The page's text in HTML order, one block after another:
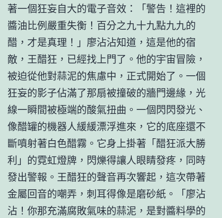
著一個狂妄自大的電子音效：「警告！這裡的
醬油比例嚴重失衡！百分之九十九點九九的
醋，才是真理！」廖沾沾知道，這是他的宿
敵，王醋狂，已經找上門了。他的宇宙冒險，
被迫從他對蒜泥的焦慮中，正式開始了。一個
狂妄的影子佔滿了那扇被撞破的牆門邊緣，光
線一瞬間被極端的酸氣扭曲。一個閃閃發光、
像醋罐的機器人緩緩漂浮進來，它的底座還不
斷噴射著白色醋霧。它身上掛著「醋狂派大勝
利」的霓虹燈牌，閃爍得讓人眼睛發疼，同時
發出警報。王醋狂的聲音再次響起，這次帶著
金屬回音的嘲弄，刺耳得像是磨砂紙。「廖沾
沾！你那充滿腐敗氣味的蒜泥，是對醬料學的